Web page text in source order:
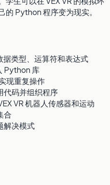
Python 程序变为现实。
类型、运算符和表达式
Python 库
现重复操作
代码并组织程序
VR 机器人传感器和运动
合
解决模式